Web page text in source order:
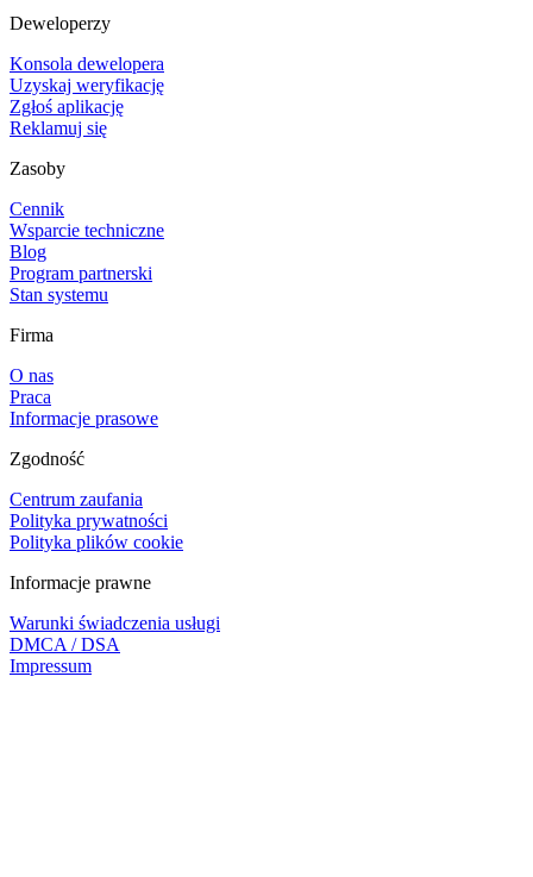
Deweloperzy
Konsola dewelopera
Uzyskaj weryfikację
Zgłoś aplikację
Reklamuj się
Zasoby
Cennik
Wsparcie techniczne
Blog
Program partnerski
Stan systemu
Firma
O nas
Praca
Informacje prasowe
Zgodność
Centrum zaufania
Polityka prywatności
Polityka plików cookie
Informacje prawne
Warunki świadczenia usługi
DMCA / DSA
Impressum